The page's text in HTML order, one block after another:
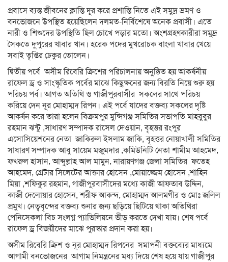
প্রবাসে ব্যস্ত জীবনের ক্লান্তি দূর করে প্রশান্তি নিতে এই সমুদ্র ভ্রমণ ও
বনভোজনে উপস্থিত হয়েছিলেন দলমত-নির্বিশেষে অনেক প্রবাসী। এতে
নারী ও শিশুদের উপস্থিতি ছিল চোখে পড়ার মতো। অংশগ্রহণকারীরা সমুদ্র
সৈকতে দুপুরের খাবার খান। হরেক পদের মুখরোচক বাংলা খাবার খেয়ে
সবাই তৃপ্তির ঢেকুর তোলেন।
দ্বিতীয় পর্বে অসীম রিবেরি ক্রিশের পরিচালনায় অনুষ্ঠিত হয় আকর্ষনীয়
রাফেল ড্র ও সাংস্কৃতিক পর্বের মাঝে কিছুক্ষনের জন্য বিরতি নিয়ে শুরু হয়
পরিচয় পর্ব। আগত অতিথি ও গাজীপুরবাসীর সকলের সাথে পরিচয়
করিয়ে দেন নূর মোহাম্মদ রিপন। এই পর্বে যাদের বক্তব্য সকলের দৃষ্টি
আকর্ষন করে তারা হলেন বিক্রমপুর মুন্সিগঞ্জ সমিতির সভাপতি মাহবুবুর
রহমান ঝন্টু ,সাধারণ সম্পাদক রাসেল দেওয়ান, বৃহত্তর রংপুর
এসোসিয়েশনের নেতা জাকিরুল ইসলাম জাকি, বৃহত্তর নোয়াখালী সমিতির
সাধারণ সম্পাদক আবু সায়েম মজুমদার ,কমিউনিটি নেতা শামীম আহমেদ,
ফখরুল হাসান, আব্দুল্লাহ আল মামুন, নারায়ণগঞ্জ জেলা সমিতির ফতেহ
আহমেদ, গ্রেটার সিলেটের আক্তার হোসেন ,মোয়াজ্জেম হোসেন ,শাহিন
মিয়া ,শফিকুর রহমান, গাজীপুরবাসীদের মধ্যে কাজী আফতাব উদ্দিন,
কাজী দেলোয়ার হোসেন, শরীফ আকন্দ, মোহাম্মদ আলমগীর ও মোঃ জলিল
প্রমুখ। নেত্ববৃন্দের বক্তব্য শুনার জন্য ছড়িয়ে ছিটিয়ে থাকা অতিথিরা
পেনিসেকলা বিচ সংলগ্ন প্যাভিলিয়নে ভীড় করতে দেখা যায়। শেষ পর্বে
রাফেল ড্র বিজয়ীদের মাঝে পুরস্কার প্রদান করা হয়।
অসীম রিবেরি ক্রিশ ও নূর মোহাম্মদ রিপনের সমাপনী বক্তব্যের মাধ্যমে
আগামী বনভোজনের আগাম নিমন্ত্রনের মধ্য দিয়ে শেষ হয়ে যায় গাজীপুর